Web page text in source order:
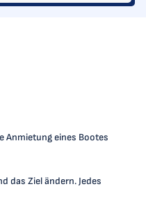
Anmietung eines Bootes
das Ziel ändern. Jedes